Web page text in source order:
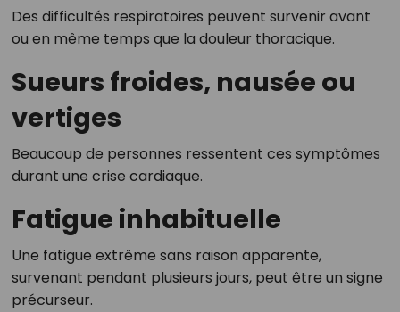
Des difficultés respiratoires peuvent survenir avant
ou en même temps que la douleur thoracique.
Sueurs froides, nausée ou
vertiges
Beaucoup de personnes ressentent ces symptômes
durant une crise cardiaque.
Fatigue inhabituelle
Une fatigue extrême sans raison apparente,
survenant pendant plusieurs jours, peut être un signe
précurseur.